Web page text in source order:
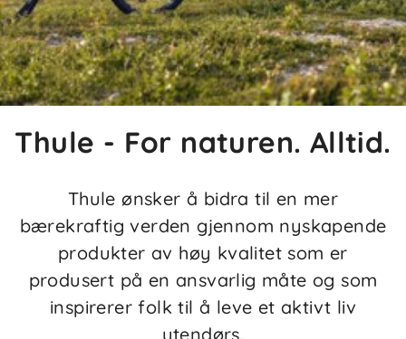
Thule - For naturen. Alltid.
Thule ønsker å bidra til en mer
bærekraftig verden gjennom nyskapende
produkter av høy kvalitet som er
produsert på en ansvarlig måte og som
inspirerer folk til å leve et aktivt liv
utendørs.